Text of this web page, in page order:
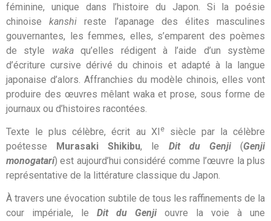
féminine, unique dans l’histoire du Japon. Si la poésie
chinoisekanshireste l’apanage des élites masculines
gouvernantes, les femmes, elles, s’emparent des poèmes
de style wakaqu’elles rédigent à l’aide d’un système
d’écriture cursive dérivé du chinois et adapté à la langue
japonaise d’alors. Affranchies du modèle chinois, elles vont
produire des œuvres mêlant waka et prose, sous forme de
journaux ou d’histoires racontées.
Texte le plus célèbre, écrit au XI esiècle par la célèbre
poétesse Murasaki Shikibu, le Dit du Genji(Genji
monogatari) est aujourd’hui considéré comme l’œuvre la plus
représentative de la littérature classique du Japon.
À travers une évocation subtile de tous les raffinements de la
cour impériale, le Dit du Genji ouvre la voie à une